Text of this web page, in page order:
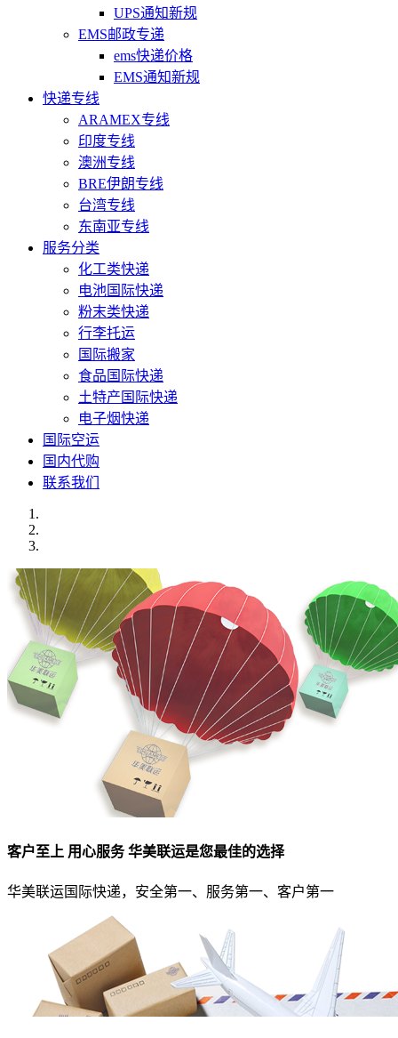
UPS通知新规
EMS邮政专递
ems快递价格
EMS通知新规
快递专线
ARAMEX专线
印度专线
澳洲专线
BRE伊朗专线
台湾专线
东南亚专线
服务分类
化工类快递
电池国际快递
粉末类快递
行李托运
国际搬家
食品国际快递
土特产国际快递
电子烟快递
国际空运
国内代购
联系我们
客户至上 用心服务 华美联运是您最佳的选择
华美联运国际快递，安全第一、服务第一、客户第一